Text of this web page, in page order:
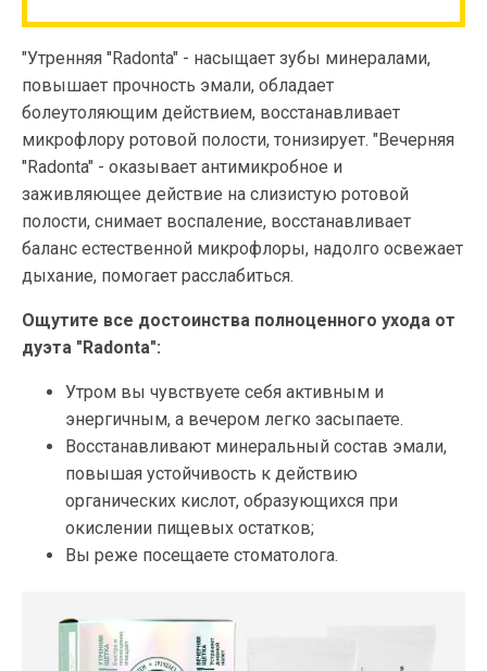
"Утренняя "Radonta" - насыщает зубы минералами,
повышает прочность эмали, обладает
болеутоляющим действием, восстанавливает
микрофлору ротовой полости, тонизирует. "Вечерняя
"Radonta" - оказывает антимикробное и
заживляющее действие на слизистую ротовой
полости, снимает воспаление, восстанавливает
баланс естественной микрофлоры, надолго освежает
дыхание, помогает расслабиться.
Ощутите все достоинства полноценного ухода от
дуэта "Radonta":
Утром вы чувствуете себя активным и
энергичным, а вечером легко засыпаете.
Восстанавливают минеральный состав эмали,
повышая устойчивость к действию
органических кислот, образующихся при
окислении пищевых остатков;
Вы реже посещаете стоматолога.